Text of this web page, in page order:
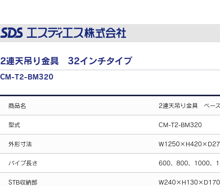
2連天吊り金具 32インチタイプ
CM-T2-BM320
商品名 2連天吊り金具 ベー
型式 CM-T2-BM320
外形寸法
パイプ長さ 600、800、1000、
STB収納部